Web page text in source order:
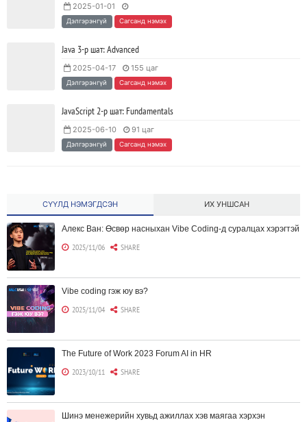
2025-01-01
Дэлгэрэнгүй Сагсанд нэмэх
Java 3-р шат: Advanced
2025-04-17 155 цаг
Дэлгэрэнгүй Сагсанд нэмэх
JavaScript 2-р шат: Fundamentals
2025-06-10 91 цаг
Дэлгэрэнгүй Сагсанд нэмэх
СҮҮЛД НЭМЭГДСЭН ИХ УНШСАН
Алекс Ван: Өсвөр насныхан Vibe Coding-д суралцах хэрэгтэй
2025/11/06 SHARE
Vibe coding гэж юу вэ?
2025/11/04 SHARE
The Future of Work 2023 Forum AI in HR
2023/10/11 SHARE
Шинэ менежерийн хувьд ажиллах хэв маягаа хэрхэн